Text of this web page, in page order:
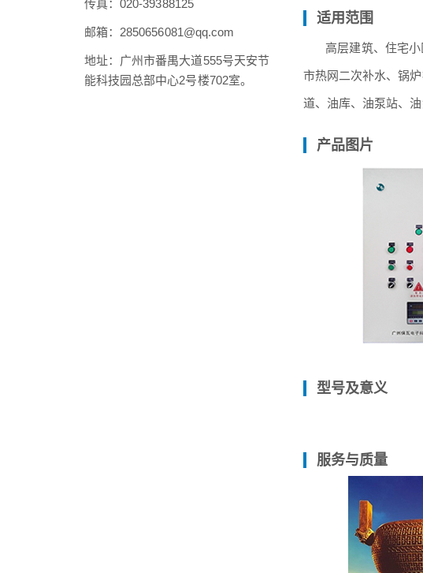
适用范围
高层建筑、住宅小
市热网二次补水、锅
道、油库、油泵站、油
产品图片
型号及意义
服务与质量
传真：020-39388125
邮箱：2850656081@qq.com
地址：广州市番禺大道555号天安节
能科技园总部中心2号楼702室。